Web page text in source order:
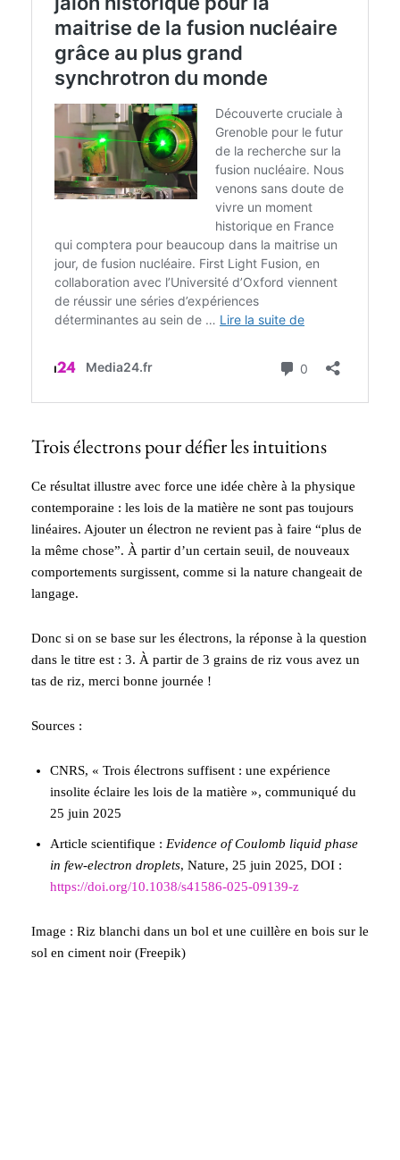
Trois électrons pour défier les intuitions
Ce résultat illustre avec force une idée chère à la physique
contemporaine : les lois de la matière ne sont pas toujours
linéaires. Ajouter un électron ne revient pas à faire “plus de
la même chose”. À partir d’un certain seuil, de nouveaux
comportements surgissent, comme si la nature changeait de
langage.
Donc si on se base sur les électrons, la réponse à la question
dans le titre est : 3. À partir de 3 grains de riz vous avez un
tas de riz, merci bonne journée !
Sources :
CNRS, « Trois électrons suffisent : une expérience
insolite éclaire les lois de la matière », communiqué du
25 juin 2025
Article scientifique : Evidence of Coulomb liquid phase
in few-electron droplets, Nature, 25 juin 2025, DOI :
https://doi.org/10.1038/s41586-025-09139-z
Image : Riz blanchi dans un bol et une cuillère en bois sur le
sol en ciment noir (Freepik)